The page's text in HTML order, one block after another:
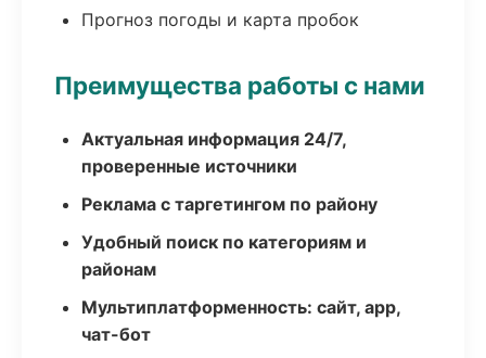
Прогноз погоды и карта пробок
Преимущества работы с нами
Актуальная информация 24/7,
проверенные источники
Реклама с таргетингом по району
Удобный поиск по категориям и
районам
Мультиплатформенность: сайт, app,
чат-бот